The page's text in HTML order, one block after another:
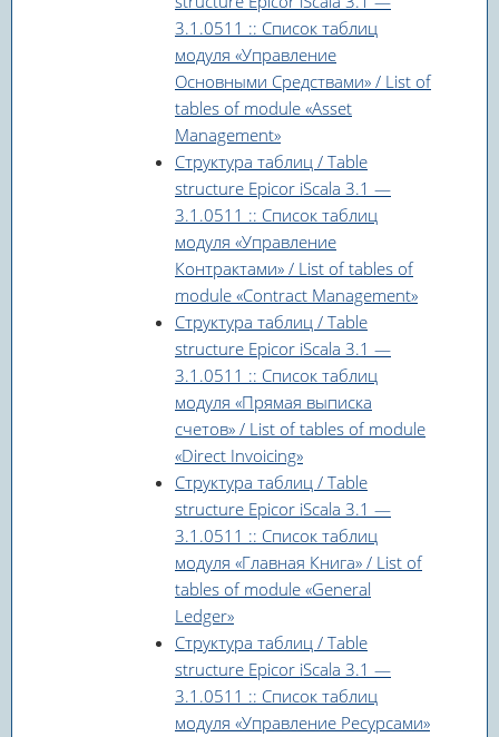
3.1.0511 :: Список таблиц
модуля «Управление
Основными Средствами» / List of
tables of module «Asset
Management»
Структура таблиц / Table
structure Epicor iScala 3.1 —
3.1.0511 :: Список таблиц
модуля «Управление
Контрактами» / List of tables of
module «Contract Management»
Структура таблиц / Table
structure Epicor iScala 3.1 —
3.1.0511 :: Список таблиц
модуля «Прямая выписка
счетов» / List of tables of module
«Direct Invoicing»
Структура таблиц / Table
structure Epicor iScala 3.1 —
3.1.0511 :: Список таблиц
модуля «Главная Книга» / List of
tables of module «General
Ledger»
Структура таблиц / Table
structure Epicor iScala 3.1 —
3.1.0511 :: Список таблиц
модуля «Управление Ресурсами»